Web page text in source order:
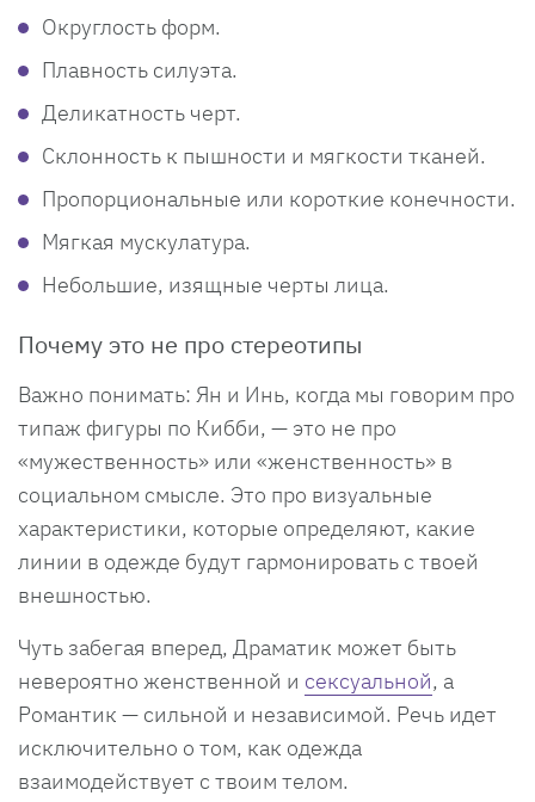
Округлость форм.
Плавность силуэта.
Деликатность черт.
Склонность к пышности и мягкости тканей.
Пропорциональные или короткие конечности.
Мягкая мускулатура.
Небольшие, изящные черты лица.
Почему это не про стереотипы
Важно понимать: Ян и Инь, когда мы говорим про
типаж фигуры по Кибби, — это не про
«мужественность» или «женственность» в
социальном смысле. Это про визуальные
характеристики, которые определяют, какие
линии в одежде будут гармонировать с твоей
внешностью.
Чуть забегая вперед, Драматик может быть
невероятно женственной и сексуальной, а
Романтик — сильной и независимой. Речь идет
исключительно о том, как одежда
взаимодействует с твоим телом.